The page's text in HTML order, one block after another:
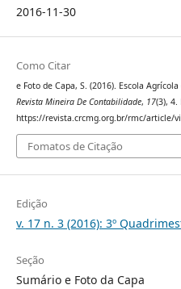
2016-11-30
Como Citar
e Foto de Capa, S. (2016). Escola
Revista Mineira De Contabilidade, 17(3), 4.
https://revista.crcmg.org.br/rmc/article/
Fomatos de Citação
Edição
v. 17 n. 3 (2016): 3º
Seção
Sumário e Foto da Capa